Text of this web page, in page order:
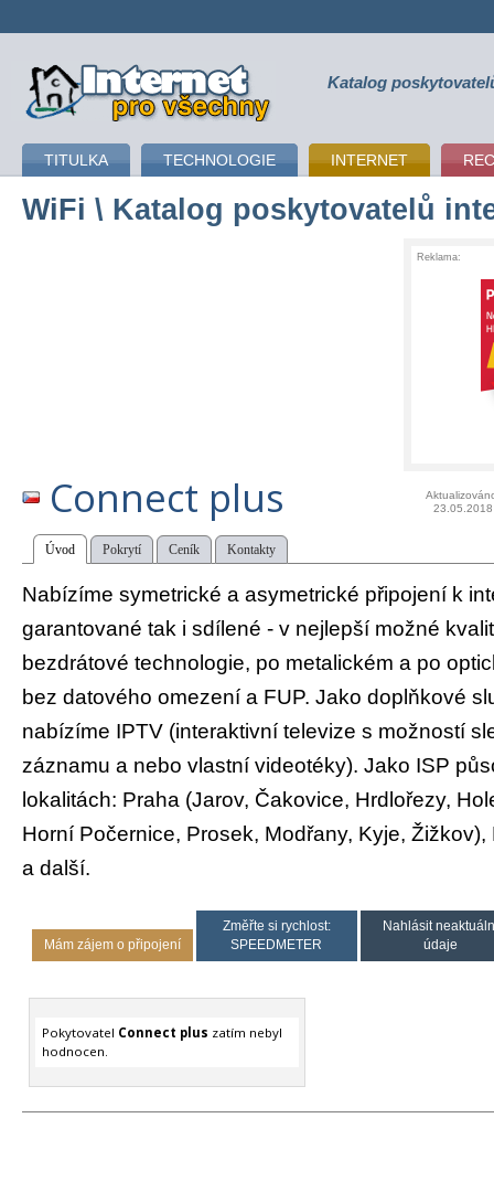
připojení k internetu Katalog
TITULKA TECHNOLOGIE INTERNET
WiFi \ Katalog poskytovatelů
Reklama:
Connect plus
23.05.2018
Úvod Pokrytí Ceník Kontakty
Nabízíme symetrické a asymetrické připojení k
garantované tak i sdílené - v nejlepší možné
bezdrátové technologie, po metalickém a po
bez datového omezení a FUP. Jako doplňkové
nabízíme IPTV (interaktivní televize s možností
záznamu a nebo vlastní videotéky). Jako ISP
lokalitách: Praha (Jarov, Čakovice, Hrdlořezy,
Horní Počernice, Prosek, Modřany, Kyje,
a další.
Mám zájem o připojení
Změřte si rychlost:
SPEEDMETER
Nahlásit
údaje
Pokytovatel Connect plus zatím nebyl
hodnocen.